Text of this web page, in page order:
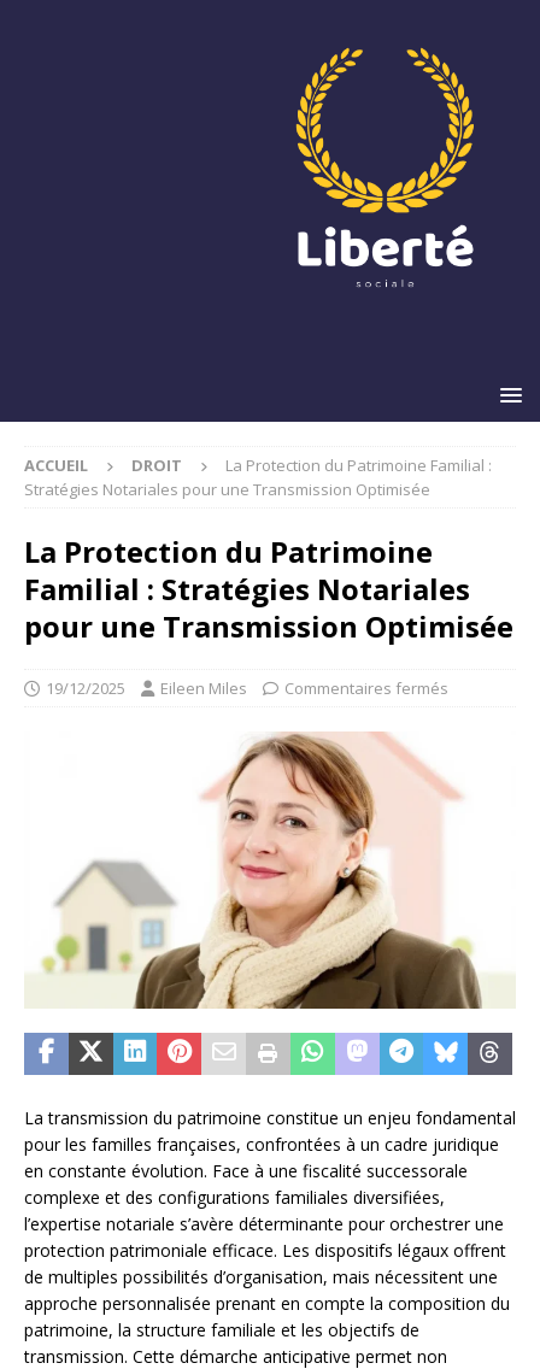
ACCUEIL DROIT
La Protection du Patrimoine Familial :
Stratégies Notariales pour une Transmission Optimisée
La Protection du Patrimoine
Familial : Stratégies Notariales
pour une Transmission Optimisée
19/12/2025 Eileen Miles Commentaires fermés
La transmission du patrimoine constitue un enjeu fondamental
pour les familles françaises, confrontées à un cadre juridique
en constante évolution. Face à une fiscalité successorale
complexe et des configurations familiales diversifiées,
l’expertise notariale s’avère déterminante pour orchestrer une
protection patrimoniale efficace. Les dispositifs légaux offrent
de multiples possibilités d’organisation, mais nécessitent une
approche personnalisée prenant en compte la composition du
patrimoine, la structure familiale et les objectifs de
transmission. Cette démarche anticipative permet non